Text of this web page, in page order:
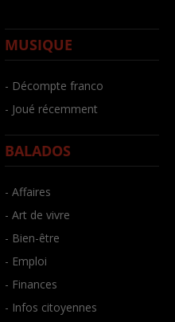
MUSIQUE
- Décompte franco
- Joué récemment
BALADOS
- Affaires
- Art de vivre
- Bien-être
- Emploi
- Finances
- Infos citoyennes